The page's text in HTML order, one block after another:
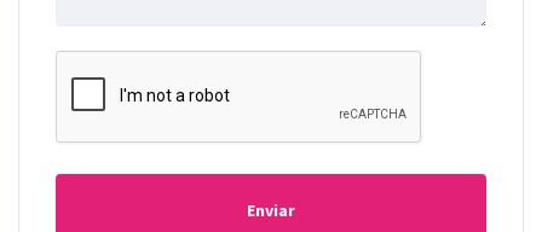
Enviar